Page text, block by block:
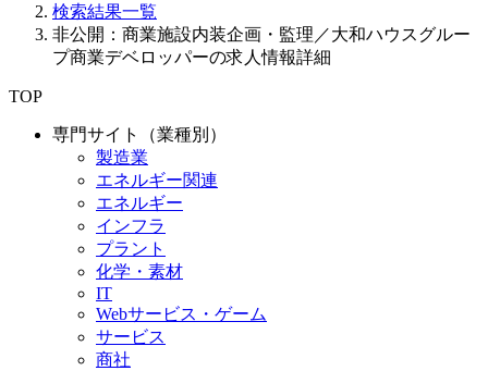
検索結果一覧
非公開：商業施設内装企画・監理／大和ハウスグルー
プ商業デベロッパーの求人情報詳細
TOP
専門サイト（業種別）
製造業
エネルギー関連
エネルギー
インフラ
プラント
化学・素材
IT
Webサービス・ゲーム
サービス
商社